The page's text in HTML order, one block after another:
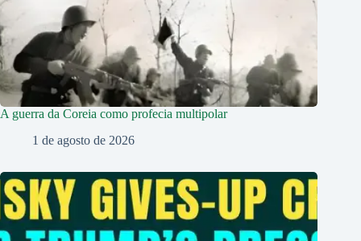
A guerra da Coreia como profecia multipolar
1 de agosto de 2026